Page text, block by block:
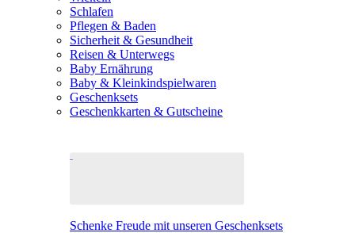
Schlafen
Pflegen & Baden
Sicherheit & Gesundheit
Reisen & Unterwegs
Baby Ernährung
Baby & Kleinkindspielwaren
Geschenksets
Geschenkkarten & Gutscheine
Schenke Freude mit unseren Geschenksets